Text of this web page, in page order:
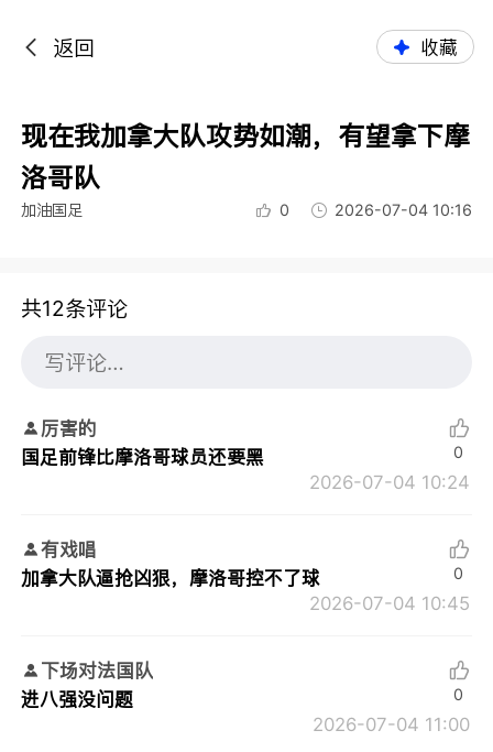
返回 收藏
现在我加拿大队攻势如潮，有望拿下摩
洛哥队
加油国足 0 2026-07-04 10:16
共12条评论
厉害的
国足前锋比摩洛哥球员还要黑
2026-07-04 10:24
0
有戏唱
加拿大队逼抢凶狠，摩洛哥控不了球
2026-07-04 10:45
0
下场对法国队
进八强没问题
2026-07-04 11:00
0